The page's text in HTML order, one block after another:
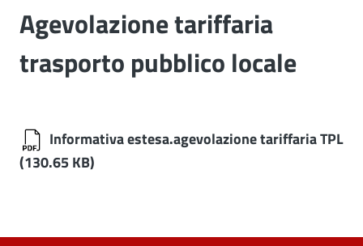
Agevolazione tariffaria
trasporto pubblico locale
Informativa estesa.agevolazione tariffaria TPL
(130.65 KB)